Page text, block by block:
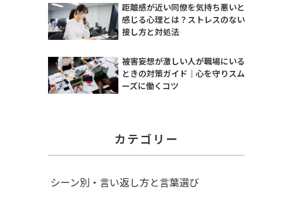
距離感が近い同僚を気持ち悪いと
感じる心理とは？ストレスのない
接し方と対処法
被害妄想が激しい人が職場にいる
ときの対策ガイド｜心を守りスム
ーズに働くコツ
カテゴリー
シーン別・言い返し方と言葉選び